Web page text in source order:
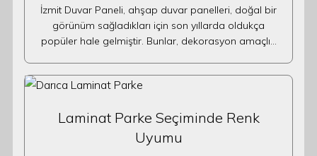
İzmit Duvar Paneli, ahşap duvar panelleri, doğal bir
görünüm sağladıkları için son yıllarda oldukça
popüler hale gelmiştir. Bunlar, dekorasyon amaçlı…
Laminat Parke Seçiminde Renk
Uyumu